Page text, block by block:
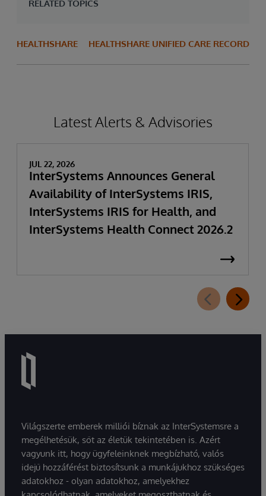
RELATED TOPICS
HEALTHSHARE HEALTHSHARE UNIFIED CARE RECORD
Latest Alerts & Advisories
JUL 22, 2026
InterSystems Announces General
Availability of InterSystems IRIS,
InterSystems IRIS for Health, and
InterSystems Health Connect 2026.2
Világszerte emberek milliói bíznak az InterSystemsre a
megélhetésük, sőt az életük tekintetében is. Azért
vagyunk itt, hogy ügyfeleinknek megbízható, valós
idejű hozzáférést biztosítsunk a munkájukhoz szükséges
adatokhoz - olyan adatokhoz, amelyekhez